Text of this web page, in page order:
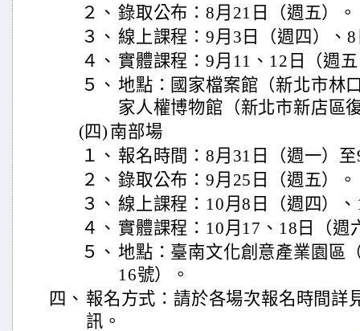
２、 錄取公布：8月21日（週五）。
３、 線上課程：9月3日（週四）、
４、 實體課程：9月11、12日（週
５、 地點：國家檔案館（新北市林
家人權博物館（新北市新店區
(四) 南部場
１、 報名時間：8月31日（週一）
２、 錄取公布：9月25日（週五）。
３、 線上課程：10月8日（週四）
４、 實體課程：10月17、18日（週
５、 地點：臺南文化創意產業園區
16號）。
四、 報名方式：請於各場次報名時間詳
訊。